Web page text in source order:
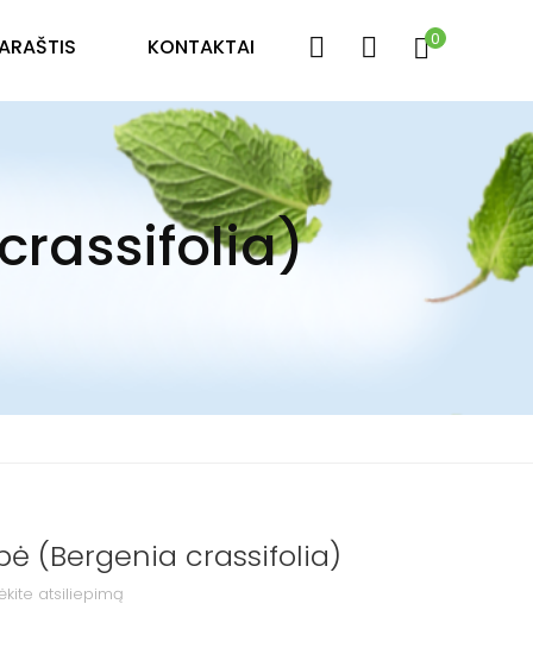
KONTAKTAI 0
(Bergenia crassifolia)
atsiliepimą